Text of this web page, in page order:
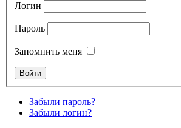
Логин
Пароль
Запомнить меня
Забыли пароль?
Забыли логин?